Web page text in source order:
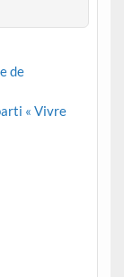
de
« Vivre